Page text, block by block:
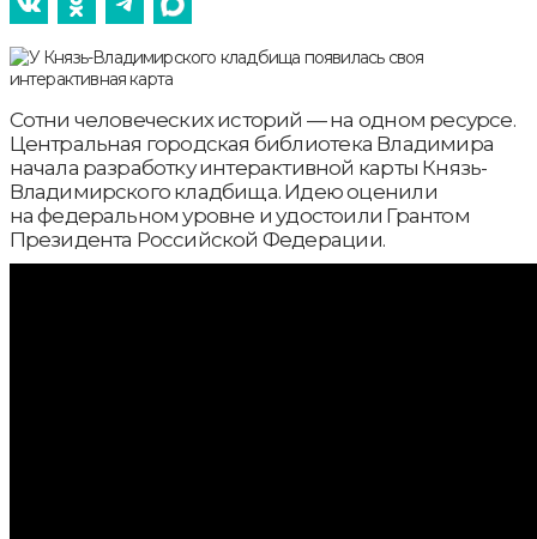
Сотни человеческих историй — на одном ресурсе.
Центральная городская библиотека Владимира
начала разработку интерактивной карты Князь-
Владимирского кладбища. Идею оценили
на федеральном уровне и удостоили Грантом
Президента Российской Федерации.